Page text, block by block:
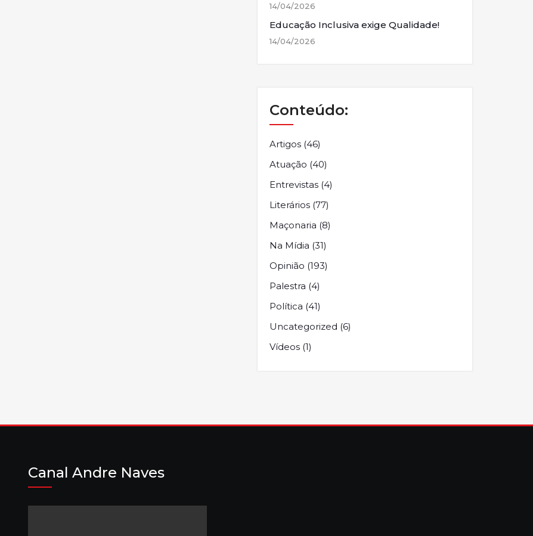
14/04/2026
Educação Inclusiva exige Qualidade!
14/04/2026
Conteúdo:
Artigos (46)
Atuação (40)
Entrevistas (4)
Literários (77)
Maçonaria (8)
Na Mídia (31)
Opinião (193)
Palestra (4)
Política (41)
Uncategorized (6)
Vídeos (1)
Canal Andre Naves